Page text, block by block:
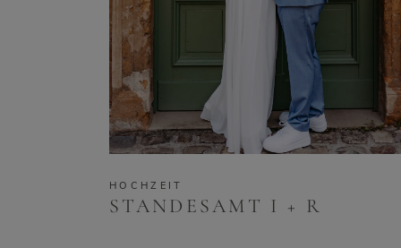
HOCHZEIT
STANDESAMT I + R